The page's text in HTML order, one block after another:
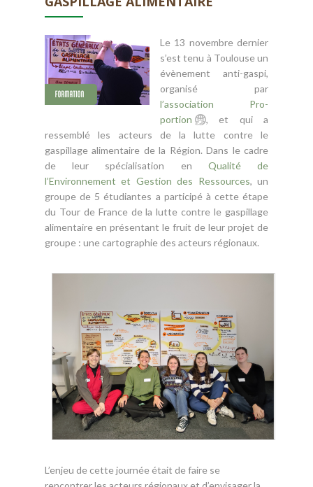
Le 13 novembre dernier
s’est tenu à Toulouse un
évènement anti-gaspi,
organisé par
l’association Pro-
portion
, et qui a
ressemblé les acteurs de la lutte contre le
gaspillage alimentaire de la Région. Dans le cadre
de leur spécialisation en Qualité de
l’Environnement et Gestion des Ressources, un
groupe de 5 étudiantes a participé à cette étape
du Tour de France de la lutte contre le gaspillage
alimentaire en présentant le fruit de leur projet de
groupe : une cartographie des acteurs régionaux.
L’enjeu de cette journée était de faire se